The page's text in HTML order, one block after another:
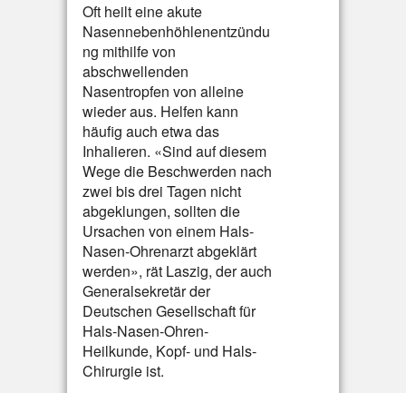
Oft heilt eine akute
Nasennebenhöhlenentzündu
ng mithilfe von
abschwellenden
Nasentropfen von alleine
wieder aus. Helfen kann
häufig auch etwa das
Inhalieren. «Sind auf diesem
Wege die Beschwerden nach
zwei bis drei Tagen nicht
abgeklungen, sollten die
Ursachen von einem Hals-
Nasen-Ohrenarzt abgeklärt
werden», rät Laszig, der auch
Generalsekretär der
Deutschen Gesellschaft für
Hals-Nasen-Ohren-
Heilkunde, Kopf- und Hals-
Chirurgie ist.